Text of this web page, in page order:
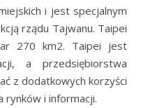
i jest specjalnym
rządu Tajwanu. Taipei
270 km2. Taipei jest
a przedsiębiorstwa
z dodatkowych korzyści
rynków i informacji.